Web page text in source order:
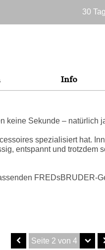
Info
keine Sekunde – natürlich
spezialisiert hat.
entspannt und trotzdem
FREDsBRUDER-